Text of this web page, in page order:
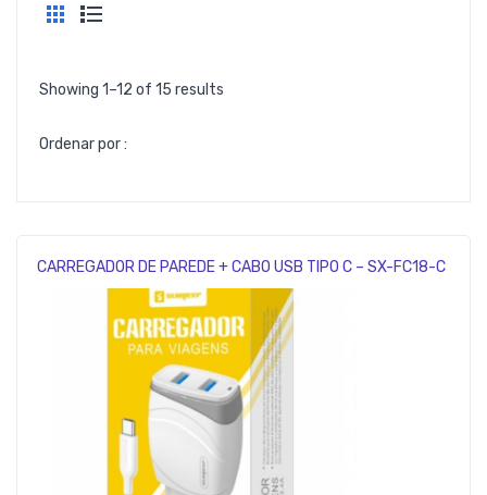
Showing 1–12 of 15 results
Ordenar por :
CARREGADOR DE PAREDE + CABO USB TIPO C – SX-FC18-C